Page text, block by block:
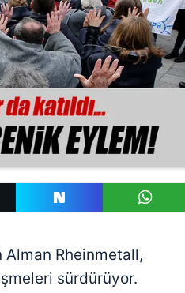
Rheinmetall,
sürdürüyor.